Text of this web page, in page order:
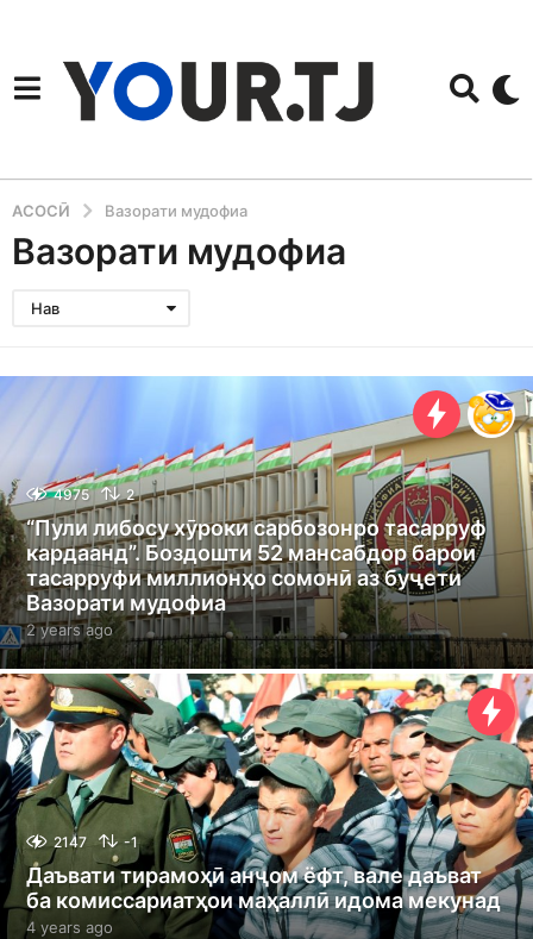
АСОСӢ Вазорати мудофиа
Вазорати мудофиа
Нав
4975 2
“Пули либосу хӯроки сарбозонро тасарруф
кардаанд”. Боздошти 52 мансабдор барои
тасарруфи миллионҳо сомонӣ аз буҷети
Вазорати мудофиа
2 years ago2
y
e
a
r
s
a
g
o
2147 -1
Даъвати тирамоҳӣ анҷом ёфт, вале даъват
ба комиссариатҳои маҳаллӣ идома мекунад
4 years ago